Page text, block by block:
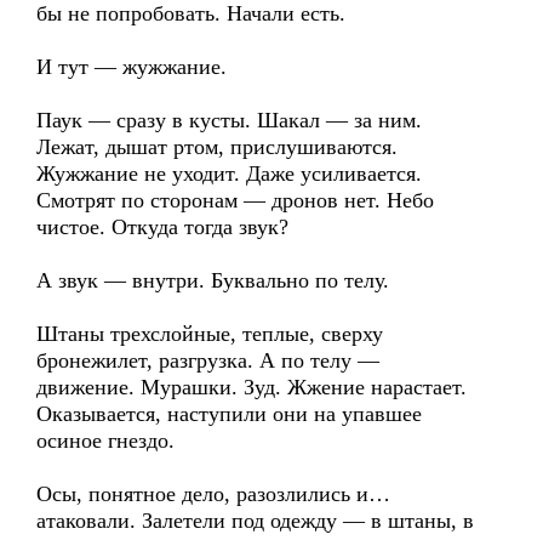
бы не попробовать. Начали есть.
И тут — жужжание.
Паук — сразу в кусты. Шакал — за ним.
Лежат, дышат ртом, прислушиваются.
Жужжание не уходит. Даже усиливается.
Смотрят по сторонам — дронов нет. Небо
чистое. Откуда тогда звук?
А звук — внутри. Буквально по телу.
Штаны трехслойные, теплые, сверху
бронежилет, разгрузка. А по телу —
движение. Мурашки. Зуд. Жжение нарастает.
Оказывается, наступили они на упавшее
осиное гнездо.
Осы, понятное дело, разозлились и…
атаковали. Залетели под одежду — в штаны, в